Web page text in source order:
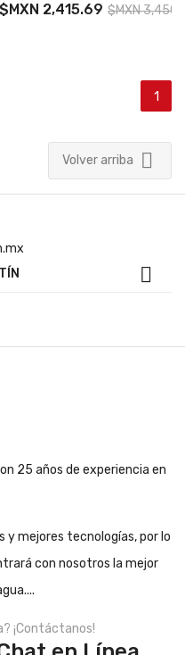
$MXN 2,415.69 $MXN
1
Volver arriba 

25 años de experiencia en
y mejores tecnologías, por lo
con nosotros la mejor
¡Contáctanos!